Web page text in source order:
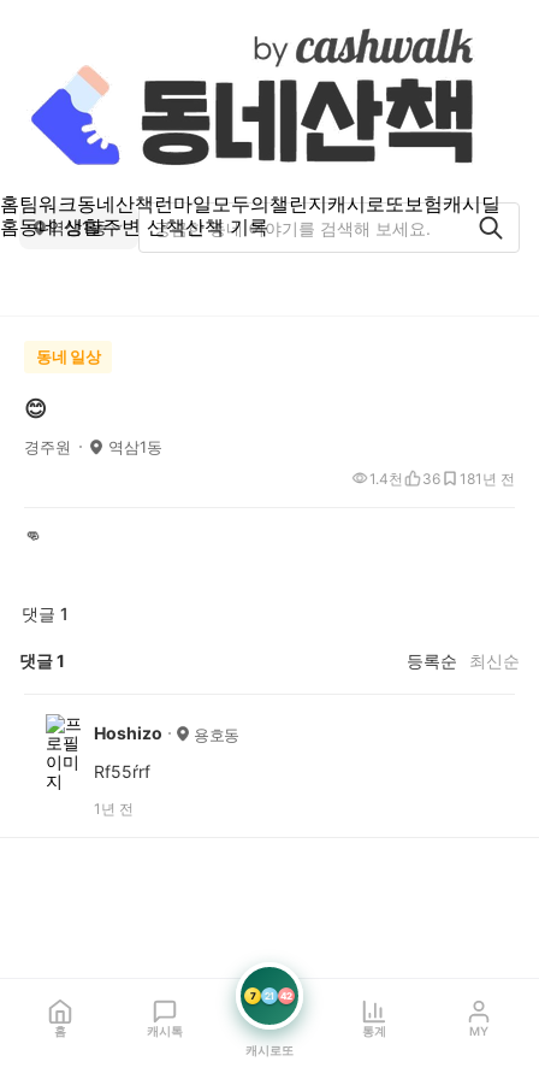
홈팀워크동네산책런마일모두의챌린지캐시로또보험캐시딜
홈동네 생활주변 산책산책 기록
역삼1동
동네 일상
😊
경주원 역삼1동
1년 전
1.4천 36 18
👊
댓글 1
댓글1 등록순 최신순
Hoshizo 용호동
Rf55ŕrf
1년 전
홈 캐시톡
7 21 42
캐시로또
통계 MY